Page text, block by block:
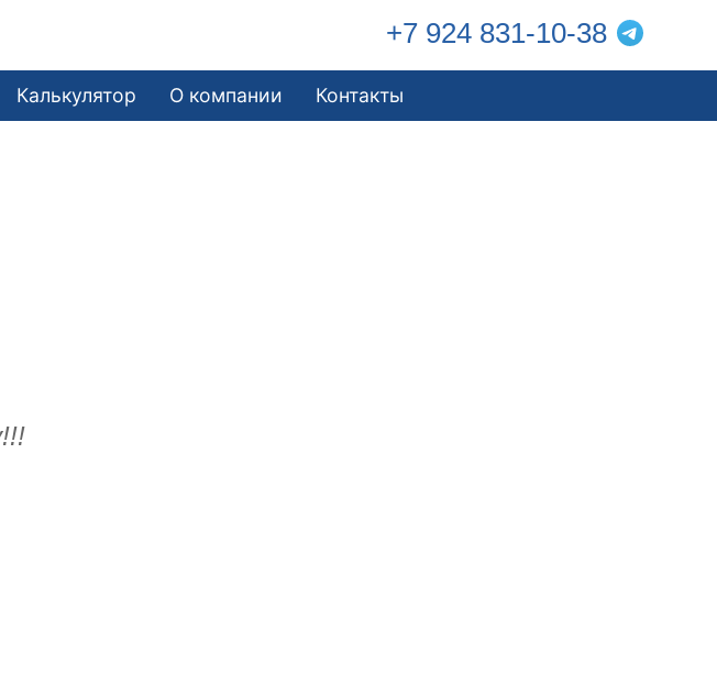
+7 924 831-10-38
Калькулятор О компании Контакты